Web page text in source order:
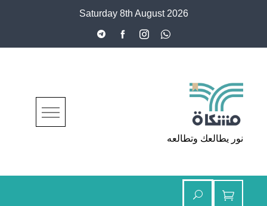
Saturday 8th August 2026
مشكاة
نور يطالعك وتطالعه